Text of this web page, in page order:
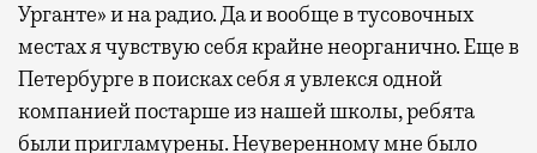
Урганте» и на радио. Да и вообще в тусовочных
местах я чувствую себя крайне неорганично. Еще в
Петербурге в поисках себя я увлекся одной
компанией постарше из нашей школы, ребята
были пригламурены. Неуверенному мне было